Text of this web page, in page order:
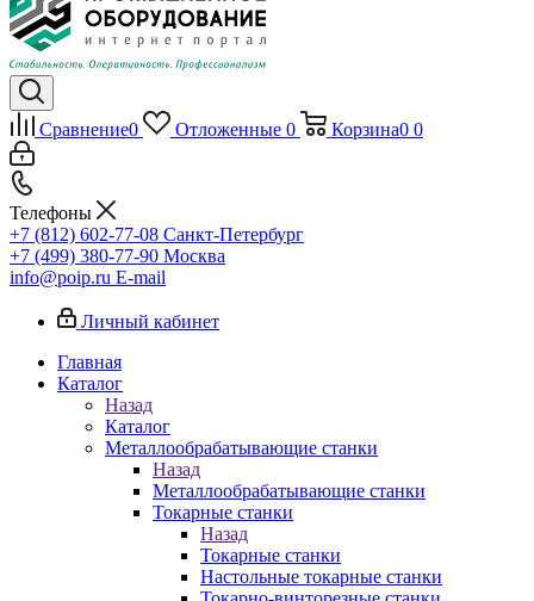
Сравнение0 Отложенные 0 Корзина0 0
Телефоны
+7 (812) 602-77-08 Санкт-Петербург
+7 (499) 380-77-90 Москва
info@poip.ru E-mail
Личный кабинет
Главная
Каталог
Назад
Каталог
Металлообрабатывающие станки
Назад
Металлообрабатывающие станки
Токарные станки
Назад
Токарные станки
Настольные токарные станки